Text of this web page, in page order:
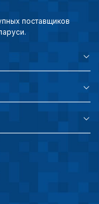
поставщиков